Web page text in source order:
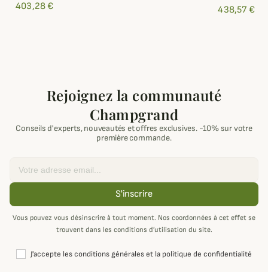
403,28 €
438,57 €
Rejoignez la communauté
Champgrand
Conseils d'experts, nouveautés et offres exclusives. -10% sur votre
première commande.
S'inscrire
Vous pouvez vous désinscrire à tout moment. Nos coordonnées à cet effet se
trouvent dans les conditions d’utilisation du site.
J'accepte les conditions générales et la politique de confidentialité